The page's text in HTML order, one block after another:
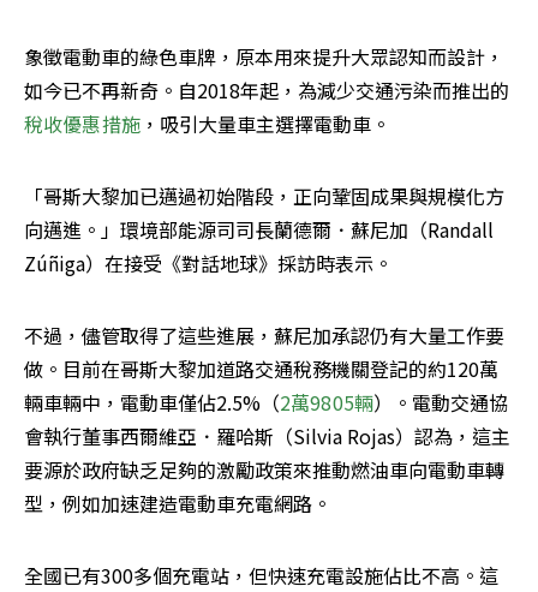
象徵電動車的綠色車牌，原本用來提升大眾認知而設計，
如今已不再新奇。自2018年起，為減少交通污染而推出的
稅收優惠措施，吸引大量車主選擇電動車。
「哥斯大黎加已邁過初始階段，正向鞏固成果與規模化方
向邁進。」環境部能源司司長蘭德爾．蘇尼加（Randall
Zúñiga）在接受《對話地球》採訪時表示。
不過，儘管取得了這些進展，蘇尼加承認仍有大量工作要
做。目前在哥斯大黎加道路交通稅務機關登記的約120萬
輛車輛中，電動車僅佔2.5%（2萬9805輛）。電動交通協
會執行董事西爾維亞．羅哈斯（Silvia Rojas）認為，這主
要源於政府缺乏足夠的激勵政策來推動燃油車向電動車轉
型，例如加速建造電動車充電網路。
全國已有300多個充電站，但快速充電設施佔比不高。這